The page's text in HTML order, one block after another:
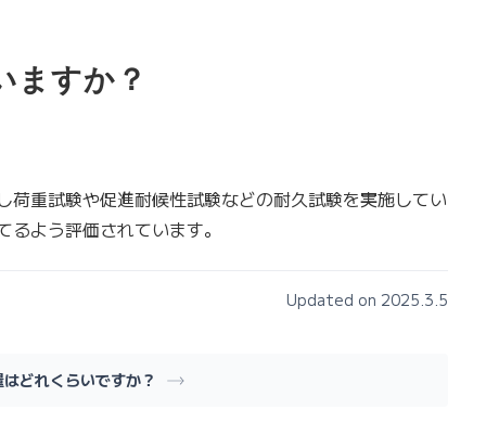
ますか？
重試験や促進耐候性試験などの耐久試験を実施してい
よう評価されています。
Updated on 2025.3.5
どれくらいですか？